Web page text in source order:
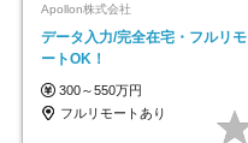
Apollon株式会社
データ入力/完全在宅・フルリモ
ートOK！
300～550万円
フルリモートあり